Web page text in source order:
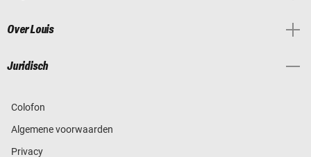
Over Louis
Juridisch
Colofon
Algemene voorwaarden
Privacy